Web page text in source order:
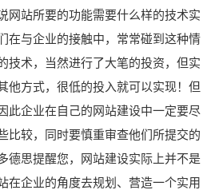
网站所要的功能需要什么样的技术实
在与企业的接触中，常常碰到这种情
技术，当然进行了大笔的投资，但实
他方式，很低的投入就可以实现！但
此企业在自己的网站建设中一定要尽
比较，同时要慎重审查他们所提交的
德思提醒您，网站建设实际上并不是
在企业的角度去规划、营造一个实用